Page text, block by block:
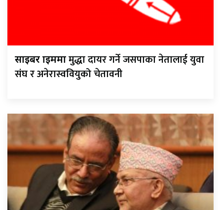
साइबर क्राइममामुद्धा दायर गर्ने जसपाका नेतालाई युवा
संघ र अनेरास्ववियुको चेतावनी